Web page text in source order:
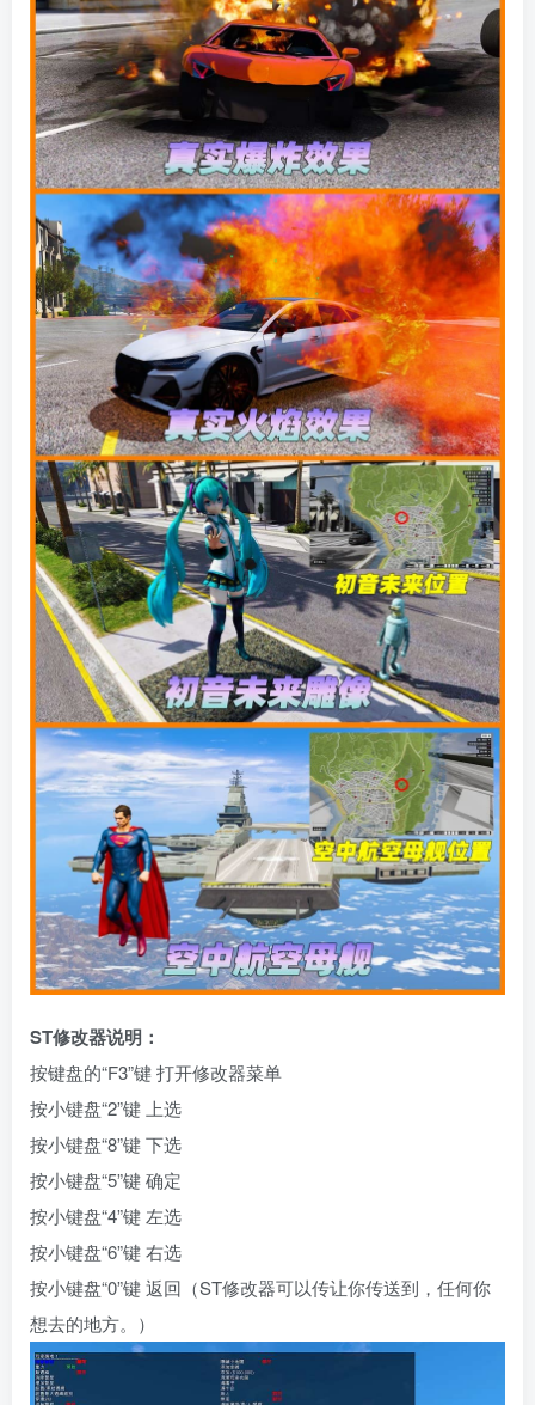
ST修改器说明：
按键盘的“F3”键 打开修改器菜单
按小键盘“2”键 上选
按小键盘“8”键 下选
按小键盘“5”键 确定
按小键盘“4”键 左选
按小键盘“6”键 右选
按小键盘“0”键 返回（ST修改器可以传让你传送到，任何你
想去的地方。）